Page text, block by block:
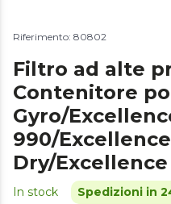
Riferimento: 80802
Filtro ad alte
Contenitore
Gyro/
990/
Dry/
In stock Spedizioni in